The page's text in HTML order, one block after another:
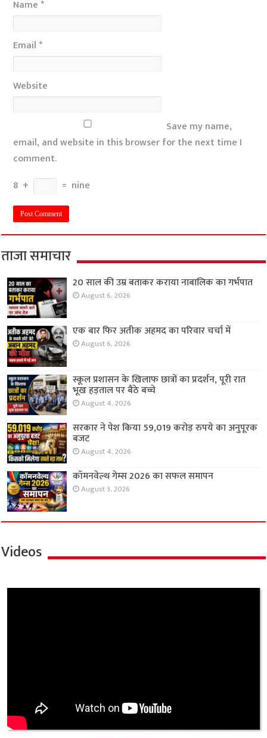
Name *
Email *
Website
Save my name,
email, and website in this browser for the next time I
comment.
8 + = nine
ताजा समाचार
20 साल की उम्र बताकर कराया नाबालिक का गर्भपात
August 6, 2026
एक बार फिर अतीक अहमद का परिवार चर्चा में
August 6, 2026
स्कूल प्रशासन के खिलाफ छात्रों का प्रदर्शन, पूरी रात
भूख हड़ताल पर बैठे बच्चे
August 4, 2026
सरकार ने पेश किया 59,019 करोड़ रुपये का अनुपूरक
बजट
August 4, 2026
कॉमनवेल्थ गेम्स 2026 का सफल समापन
August 3, 2026
Videos